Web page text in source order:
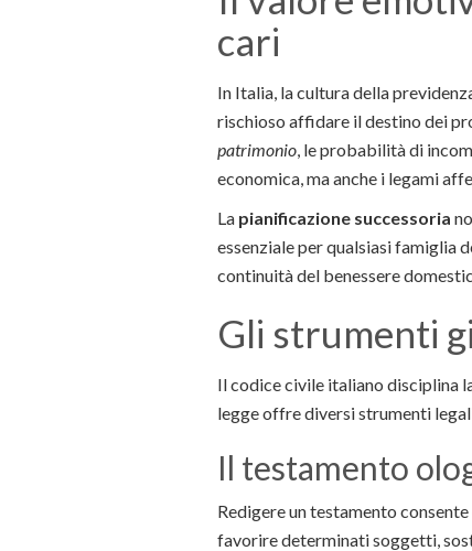
cari
In Italia, la cultura della
rischioso affidare il destino dei
patrimonio , le probabilità di
economica, ma anche i legami
La pianificazione successoria
essenziale per qualsiasi famiglia
continuità del benessere
Gli strumenti
Il codice civile italiano disciplina
legge offre diversi strumenti
Il testamento
Redigere un testamento
favorire determinati soggetti,